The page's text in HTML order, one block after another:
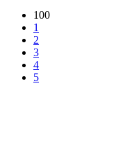
100
1
2
3
4
5